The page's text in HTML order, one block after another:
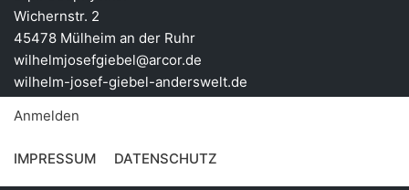
Wichernstr. 2
45478 Mülheim an der Ruhr
wilhelmjosefgiebel@arcor.de
wilhelm-josef-giebel-anderswelt.de
Anmelden
IMPRESSUM DATENSCHUTZ